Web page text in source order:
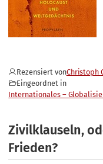
Rezensiert vonChristoph
Eingeordnet in
Internationales –
Zivilklauseln,
Frieden?